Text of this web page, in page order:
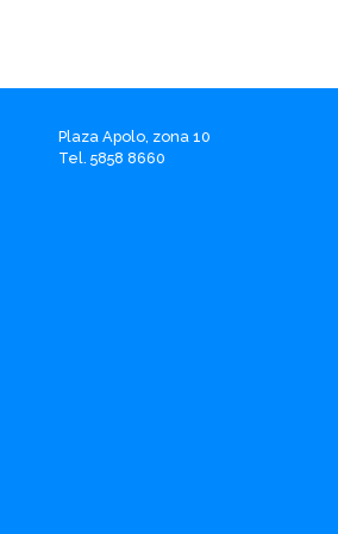
Plaza Apolo, zona 10
Tel. 5858 8660